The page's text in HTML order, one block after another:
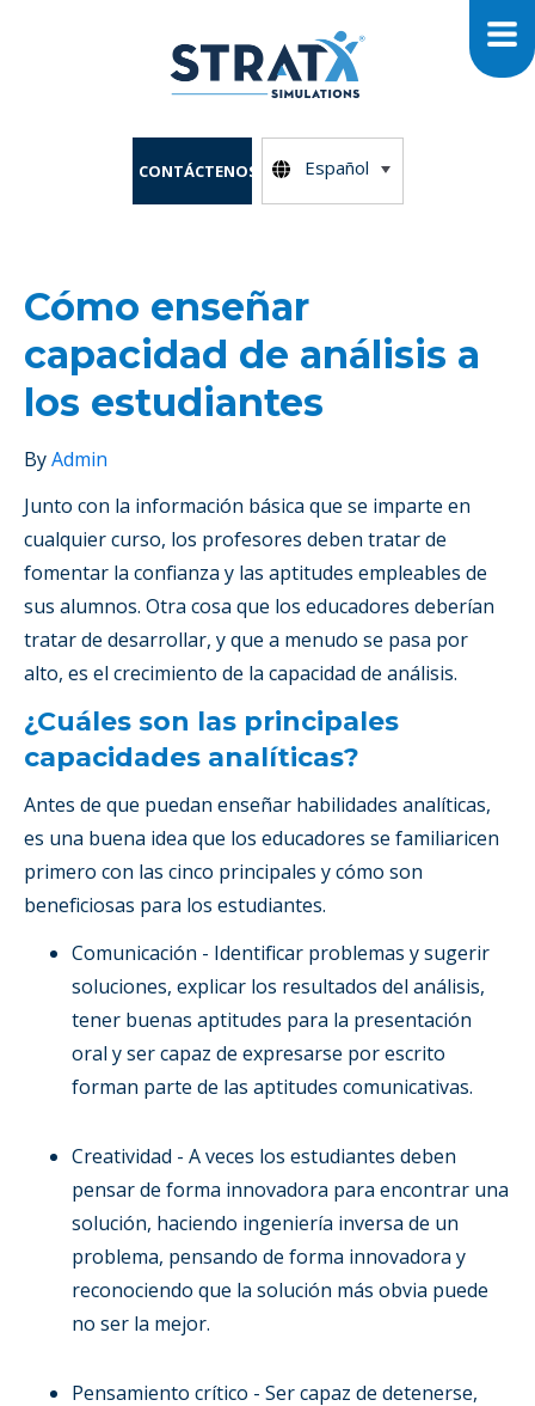
CONTÁCTENOS Español
Cómo enseñar
capacidad de análisis a
los estudiantes
ByAdmin
Junto con la información básica que se imparte en
cualquier curso, los profesores deben tratar de
fomentar la confianza y las aptitudes empleables de
sus alumnos. Otra cosa que los educadores deberían
tratar de desarrollar, y que a menudo se pasa por
alto, es el crecimiento de la capacidad de análisis.
¿Cuáles son las principales
capacidades analíticas?
Antes de que puedan enseñar habilidades analíticas,
es una buena idea que los educadores se familiaricen
primero con las cinco principales y cómo son
beneficiosas para los estudiantes.
Comunicación - Identificar problemas y sugerir
soluciones, explicar los resultados del análisis,
tener buenas aptitudes para la presentación
oral y ser capaz de expresarse por escrito
forman parte de las aptitudes comunicativas.
Creatividad - A veces los estudiantes deben
pensar de forma innovadora para encontrar una
solución, haciendo ingeniería inversa de un
problema, pensando de forma innovadora y
reconociendo que la solución más obvia puede
no ser la mejor.
Pensamiento crítico - Ser capaz de detenerse,